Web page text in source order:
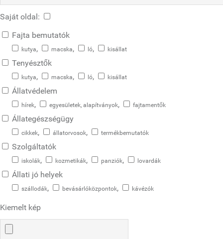
Saját oldal:
Fajta bemutatók
kutya, macska, ló, kisállat
Tenyésztők
kutya, macska, ló, kisállat
Állatvédelem
hírek, egyesületek, alapítványok, fajtamentők
Állategészségügy
cikkek, állatorvosok, termékbemutatók
Szolgáltatók
iskolák, kozmetikák, panziók, lovardák
Állati jó helyek
szállodák, bevásárlóközpontok, kávézók
Kiemelt kép